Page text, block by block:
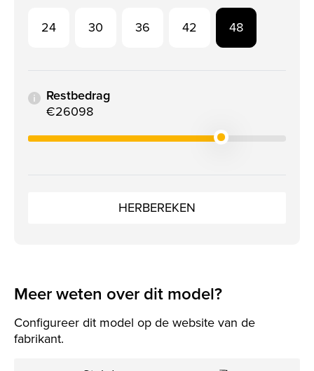
24
30 36 42 48
Restbedrag
€26098
HERBEREKEN
Meer weten over dit model?
Configureer dit model op de website van de
fabrikant.